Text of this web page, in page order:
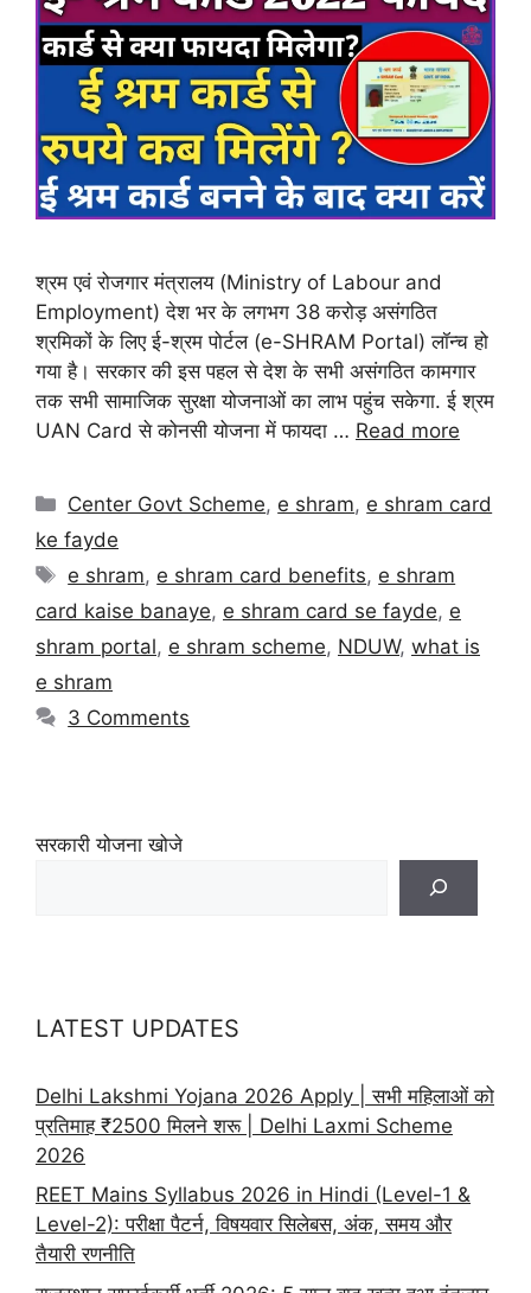
श्रम एवं रोजगार मंत्रालय (Ministry of Labour and
Employment) देश भर के लगभग 38 करोड़ असंगठित
श्रमिकों के लिए ई-श्रम पोर्टल (e-SHRAM Portal) लॉन्च हो
गया है। सरकार की इस पहल से देश के सभी असंगठित कामगार
तक सभी सामाजिक सुरक्षा योजनाओं का लाभ पहुंच सकेगा. ई श्रम
UAN Card से कोनसी योजना में फायदा … Read more
Center Govt Scheme, e shram, e shram card
ke fayde
e shram, e shram card benefits, e shram
card kaise banaye, e shram card se fayde, e
shram portal, e shram scheme, NDUW, what is
e shram
3 Comments
सरकारी योजना खोजे
LATEST UPDATES
Delhi Lakshmi Yojana 2026 Apply | सभी महिलाओं को
प्रतिमाह ₹2500 मिलने शरू | Delhi Laxmi Scheme
2026
REET Mains Syllabus 2026 in Hindi (Level-1 &
Level-2): परीक्षा पैटर्न, विषयवार सिलेबस, अंक, समय और
तैयारी रणनीति